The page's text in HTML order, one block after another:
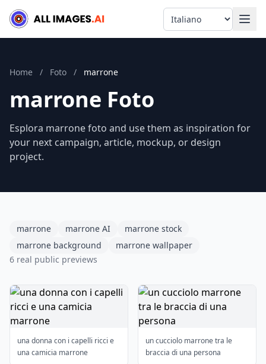
Language
Home / Foto / marrone
marrone Foto
Esplora marrone foto and use them as inspiration for
your next campaign, article, mockup, or design
project.
marrone marrone AI
marrone stock
marrone background
marrone wallpaper
6 real public previews
una donna con i capelli ricci e
una camicia marrone
un cucciolo marrone tra le
braccia di una persona